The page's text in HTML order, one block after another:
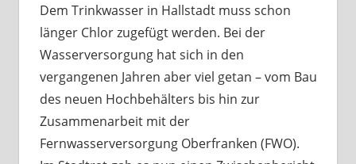
Dem Trinkwasser in Hallstadt muss schon
länger Chlor zugefügt werden. Bei der
Wasserversorgung hat sich in den
vergangenen Jahren aber viel getan – vom Bau
des neuen Hochbehälters bis hin zur
Zusammenarbeit mit der
Fernwasserversorgung Oberfranken (FWO).